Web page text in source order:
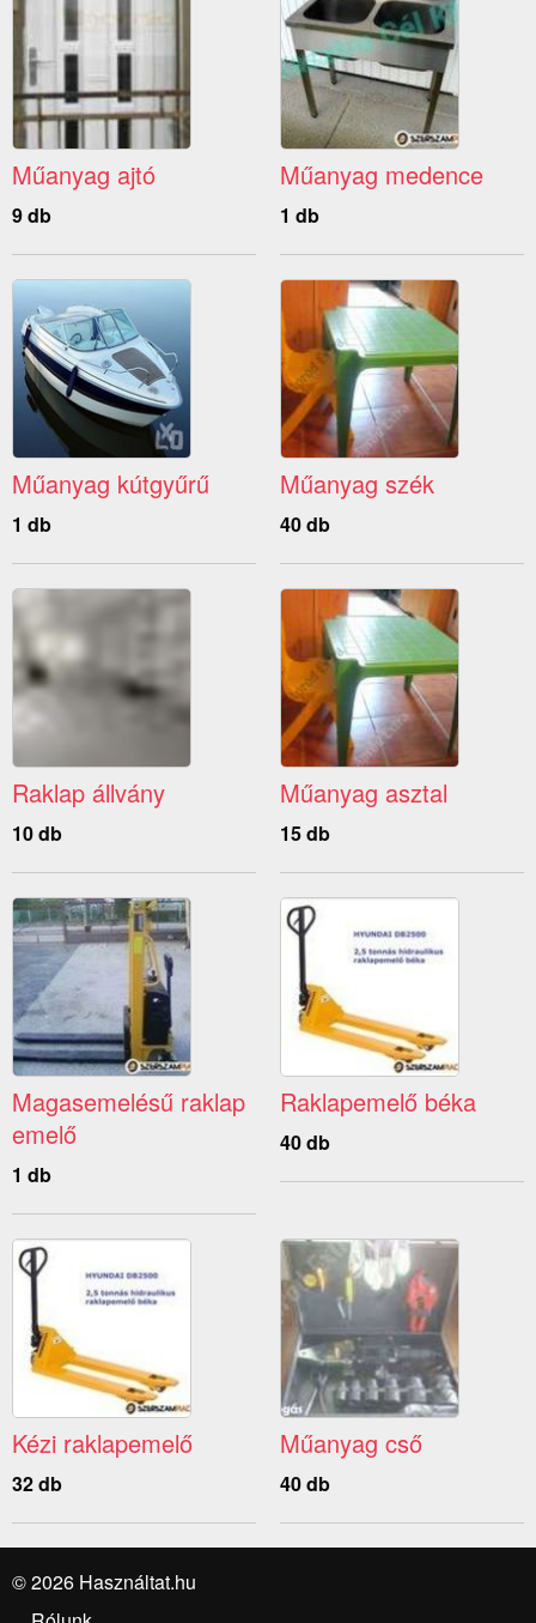
Műanyag ajtó
9 db
Műanyag medence
1 db
Műanyag kútgyűrű
1 db
Műanyag szék
40 db
Raklap állvány
10 db
Műanyag asztal
15 db
Magasemelésű raklap
emelő
1 db
Raklapemelő béka
40 db
Kézi raklapemelő
32 db
Műanyag cső
40 db
© 2026 Használtat.hu